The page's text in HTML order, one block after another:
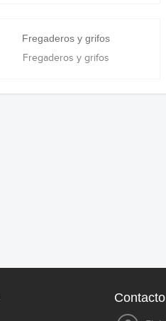
Fregaderos y grifos
Fregaderos y grifos
Contacto